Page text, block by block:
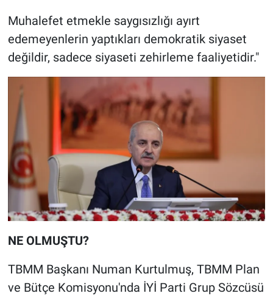
Muhalefet etmekle saygısızlığı ayırt
edemeyenlerin yaptıkları demokratik siyaset
değildir, sadece siyaseti zehirleme faaliyetidir."
NE OLMUŞTU?
TBMM Başkanı Numan Kurtulmuş, TBMM Plan
ve Bütçe Komisyonu'nda İYİ Parti Grup Sözcüsü